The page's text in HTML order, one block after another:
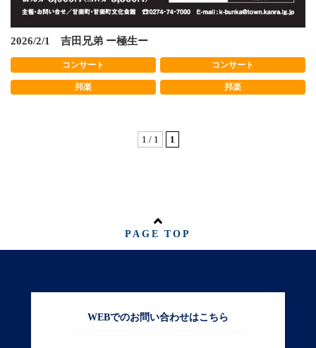
2026/2/1 吉田兄弟 ー極生ー
コンサート
邦楽
コンサート
邦楽
1 / 1 1
PAGE TOP
WEBでのお問い合わせはこちら